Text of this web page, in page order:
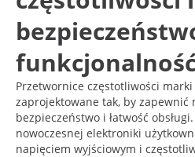
Przetwornice częstotliwości marki
zaprojektowane tak, by zapewnić
bezpieczeństwo i łatwość
nowoczesnej elektroniki
napięciem wyjściowym i